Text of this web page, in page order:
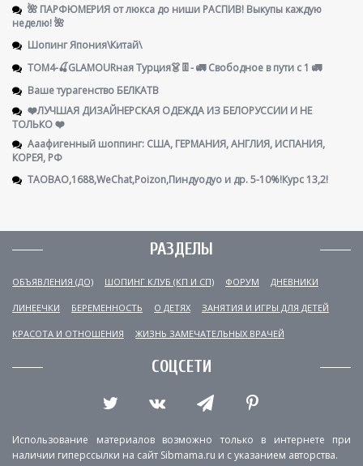
🌺 ПАРФЮМЕРИЯ от люкса до ниши РАСПИВ! Выкупы каждую
неделю! 🌺
Шопинг Япония\Китай\
ТОМ4-🍒GLAMOURная Турция👗👖- 🚛 Свободное в пути с 1 🚛
Ваше турагенство БЕЛКАТВ
❤️ЛУЧШАЯ ДИЗАЙНЕРСКАЯ ОДЕЖДА ИЗ БЕЛОРУССИИ И НЕ
ТОЛЬКО ❤️
Ааафигенный шоппинг: США, ГЕРМАНИЯ, АНГЛИЯ, ИСПАНИЯ,
КОРЕЯ, РФ
TAOBAO,1688,WeChat,Poizon,Пиндуодуо и др. 5-10%!Курс 13,2!
РАЗДЕЛЫ
ОБЪЯВЛЕНИЯ (ДО) ШОПИНГ КЛУБ (КП И СП) ФОРУМ ДНЕВНИКИ
ЛИНЕЕЧКИ БЕРЕМЕННОСТЬ О ДЕТЯХ ЗАНЯТИЯ И ИГРЫ ДЛЯ ДЕТЕЙ
КРАСОТА И ОТНОШЕНИЯ ЖИЗНЬ ЗАМЕЧАТЕЛЬНЫХ ВРАЧЕЙ
СОЦСЕТИ
Использование материалов возможно только в интернете при
наличии гиперссылки на сайт Sibmama.ru и с указанием авторства.